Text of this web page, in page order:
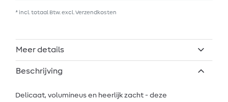
* incl. totaal Btw. excl. Verzendkosten
Meer details
Beschrijving
Delicaat, volumineus en heerlijk zacht - deze